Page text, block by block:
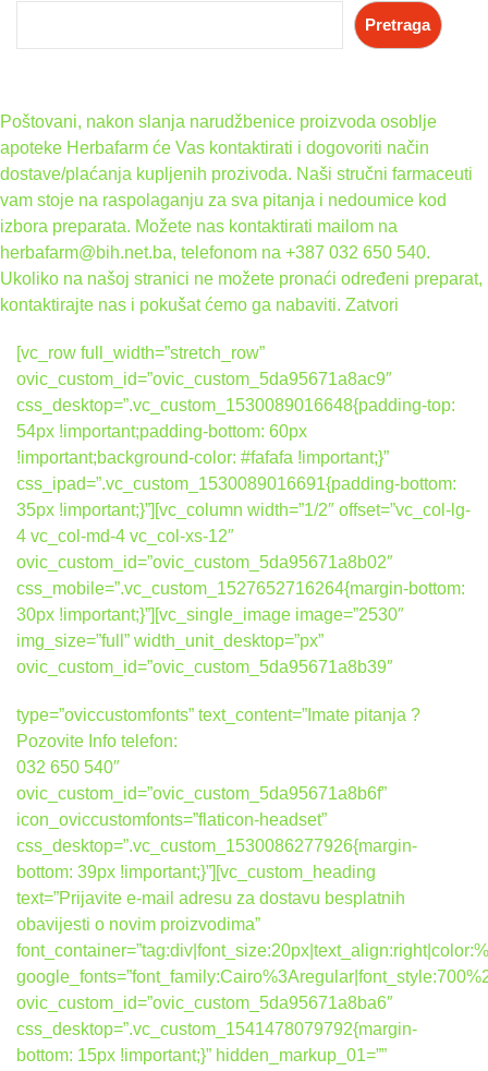
Pretraga
Poštovani, nakon slanja narudžbenice proizvoda osoblje
apoteke Herbafarm će Vas kontaktirati i dogovoriti način
dostave/plaćanja kupljenih prozivoda. Naši stručni farmaceuti
vam stoje na raspolaganju za sva pitanja i nedoumice kod
izbora preparata. Možete nas kontaktirati mailom na
herbafarm@bih.net.ba, telefonom na +387 032 650 540.
Ukoliko na našoj stranici ne možete pronaći određeni preparat,
kontaktirajte nas i pokušat ćemo ga nabaviti. Zatvori
[vc_row full_width=”stretch_row”
ovic_custom_id=”ovic_custom_5da95671a8ac9″
css_desktop=”.vc_custom_1530089016648{padding-top:
54px !important;padding-bottom: 60px
!important;background-color: #fafafa !important;}”
css_ipad=”.vc_custom_1530089016691{padding-bottom:
35px !important;}”][vc_column width=”1/2″ offset=”vc_col-lg-
4 vc_col-md-4 vc_col-xs-12″
ovic_custom_id=”ovic_custom_5da95671a8b02″
css_mobile=”.vc_custom_1527652716264{margin-bottom:
30px !important;}”][vc_single_image image=”2530″
img_size=”full” width_unit_desktop=”px”
ovic_custom_id=”ovic_custom_5da95671a8b39″
type=”oviccustomfonts” text_content=”Imate pitanja ?
Pozovite Info telefon:
032 650 540″
ovic_custom_id=”ovic_custom_5da95671a8b6f”
icon_oviccustomfonts=”flaticon-headset”
css_desktop=”.vc_custom_1530086277926{margin-
bottom: 39px !important;}”][vc_custom_heading
text=”Prijavite e-mail adresu za dostavu besplatnih
obavijesti o novim proizvodima”
ovic_custom_id=”ovic_custom_5da95671a8ba6″
css_desktop=”.vc_custom_1541478079792{margin-
bottom: 15px !important;}” hidden_markup_01=””